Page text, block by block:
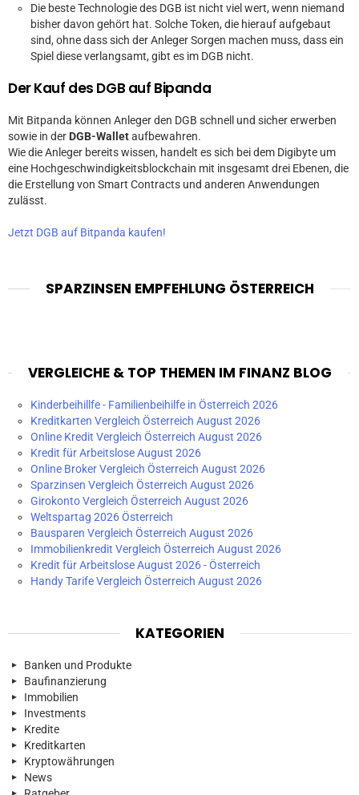
Die beste Technologie des DGB ist nicht viel wert, wenn niemand
bisher davon gehört hat. Solche Token, die hierauf aufgebaut
sind, ohne dass sich der Anleger Sorgen machen muss, dass ein
Spiel diese verlangsamt, gibt es im DGB nicht.
Der Kauf des DGB auf Bipanda
Mit Bitpanda können Anleger den DGB schnell und sicher erwerben
sowie in der DGB-Walletaufbewahren.
Wie die Anleger bereits wissen, handelt es sich bei dem Digibyte um
eine Hochgeschwindigkeitsblockchain mit insgesamt drei Ebenen, die
die Erstellung von Smart Contracts und anderen Anwendungen
zulässt.
Jetzt DGB auf Bitpanda kaufen!
SPARZINSEN EMPFEHLUNG ÖSTERREICH
VERGLEICHE & TOP THEMEN IM FINANZ BLOG
Kinderbeihillfe - Familienbeihilfe in Österreich 2026
Kreditkarten Vergleich Österreich August 2026
Online Kredit Vergleich Österreich August 2026
Kredit für Arbeitslose August 2026
Online Broker Vergleich Österreich August 2026
Sparzinsen Vergleich Österreich August 2026
Girokonto Vergleich Österreich August 2026
Weltspartag 2026 Österreich
Bausparen Vergleich Österreich August 2026
Immobilienkredit Vergleich Österreich August 2026
Kredit für Arbeitslose August 2026 - Österreich
Handy Tarife Vergleich Österreich August 2026
KATEGORIEN
Banken und Produkte
Baufinanzierung
Immobilien
Investments
Kredite
Kreditkarten
Kryptowährungen
News